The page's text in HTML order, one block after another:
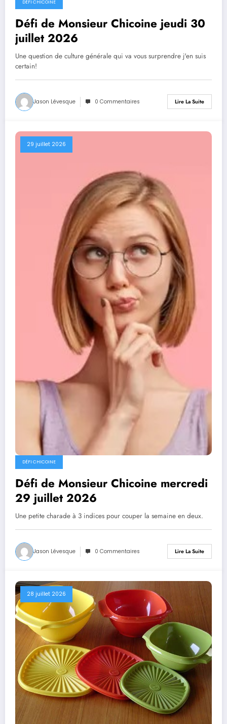
DÉFI CHICOINE
Défi de Monsieur Chicoine jeudi 30
juillet 2026
Une question de culture générale qui va vous surprendre j'en suis
certain!
Jason Lévesque 0 Commentaires Lire La Suite
29 juillet 2026
DÉFI CHICOINE
Défi de Monsieur Chicoine mercredi
29 juillet 2026
Une petite charade à 3 indices pour couper la semaine en deux.
Jason Lévesque 0 Commentaires Lire La Suite
28 juillet 2026